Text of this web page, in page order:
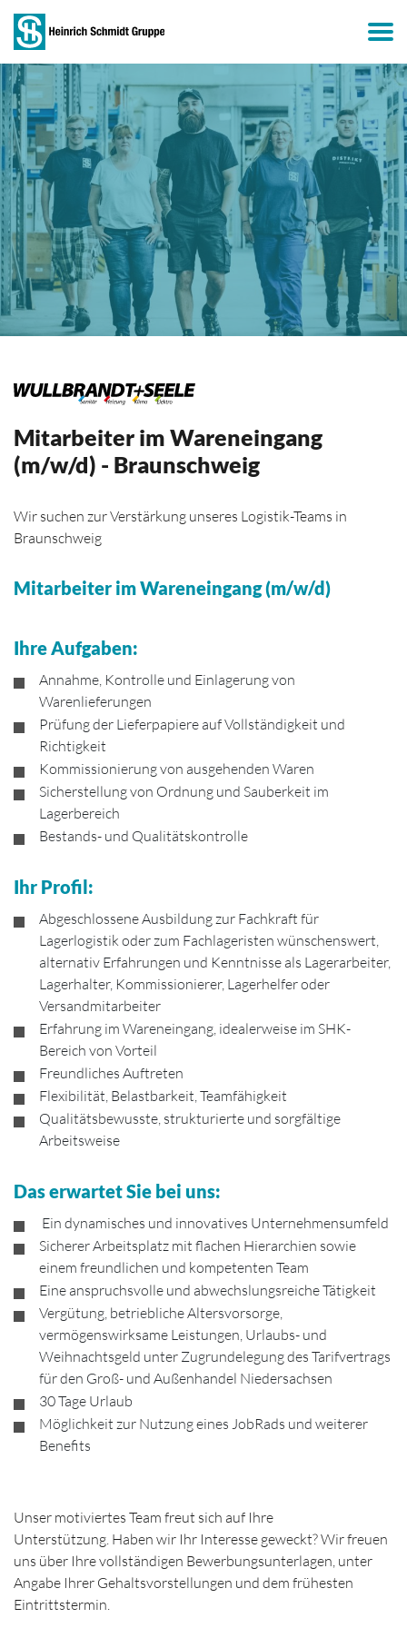
Mitarbeiter im Wareneingang
(m/w/d) - Braunschweig
Wir suchen zur Verstärkung unseres Logistik-Teams in
Braunschweig
Mitarbeiter im Wareneingang (m/w/d)
Ihre Aufgaben:
Annahme, Kontrolle und Einlagerung von
Warenlieferungen
Prüfung der Lieferpapiere auf Vollständigkeit und
Richtigkeit
Kommissionierung von ausgehenden Waren
Sicherstellung von Ordnung und Sauberkeit im
Lagerbereich
Bestands- und Qualitätskontrolle
Ihr Profil:
Abgeschlossene Ausbildung zur Fachkraft für
Lagerlogistik oder zum Fachlageristen wünschenswert,
alternativ Erfahrungen und Kenntnisse als Lagerarbeiter,
Lagerhalter, Kommissionierer, Lagerhelfer oder
Versandmitarbeiter
Erfahrung im Wareneingang, idealerweise im SHK-
Bereich von Vorteil
Freundliches Auftreten
Flexibilität, Belastbarkeit, Teamfähigkeit
Qualitätsbewusste, strukturierte und sorgfältige
Arbeitsweise
Das erwartet Sie bei uns:
Ein dynamisches und innovatives Unternehmensumfeld
Sicherer Arbeitsplatz mit flachen Hierarchien sowie
einem freundlichen und kompetenten Team
Eine anspruchsvolle und abwechslungsreiche Tätigkeit
Vergütung, betriebliche Altersvorsorge,
vermögenswirksame Leistungen, Urlaubs- und
Weihnachtsgeld unter Zugrundelegung des Tarifvertrags
für den Groß- und Außenhandel Niedersachsen
30 Tage Urlaub
Möglichkeit zur Nutzung eines JobRads und weiterer
Benefits
Unser motiviertes Team freut sich auf Ihre
Unterstützung. Haben wir Ihr Interesse geweckt? Wir freuen
uns über Ihre vollständigen Bewerbungsunterlagen, unter
Angabe Ihrer Gehaltsvorstellungen und dem frühesten
Eintrittstermin.